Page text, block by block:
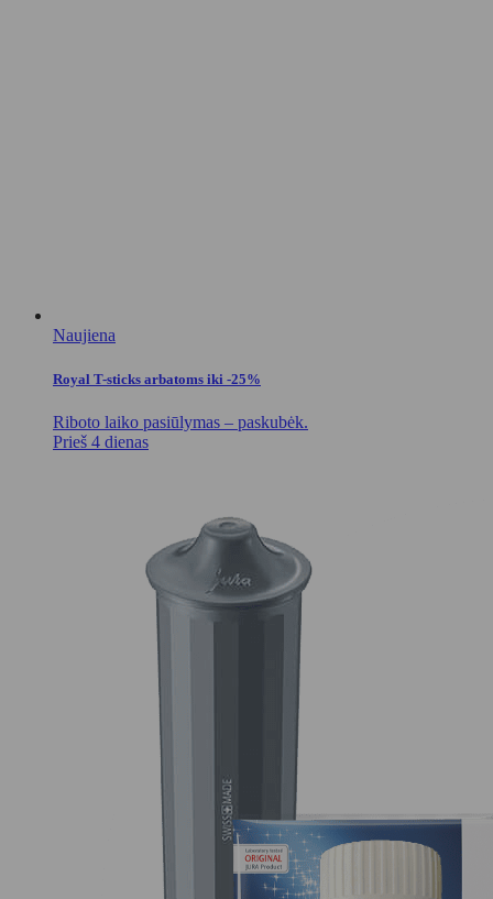
Naujiena
Royal T-sticks arbatoms iki -25%
Riboto laiko pasiūlymas – paskubėk.
Prieš 4 dienas